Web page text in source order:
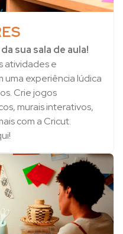
sua sala de aula!
atividades e
experiência lúdica
Crie jogos
murais interativos,
com a Cricut.